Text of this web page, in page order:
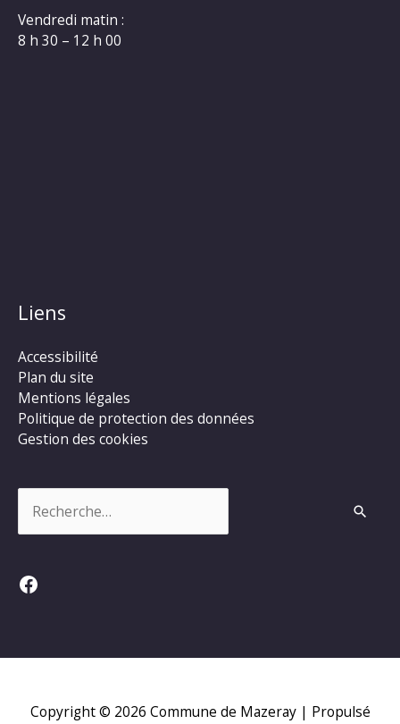
Vendredi matin :
8 h 30 – 12 h 00
Liens
Accessibilité
Plan du site
Mentions légales
Politique de protection des données
Gestion des cookies
Facebook
Copyright © 2026 Commune de Mazeray| Propulsé